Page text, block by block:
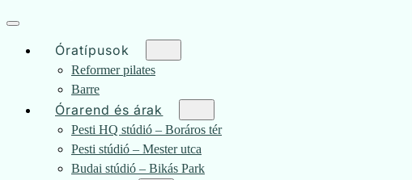
Óratípusok
Reformer pilates
Barre
Órarend és árak
Pesti HQ stúdió – Boráros tér
Pesti stúdió – Mester utca
Budai stúdió – Bikás Park